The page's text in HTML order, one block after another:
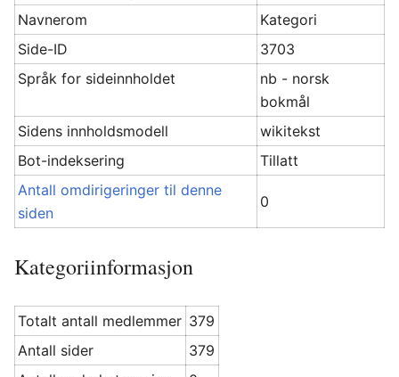
Navnerom
Kategori
Side-ID
3703
Språk for sideinnholdet
nb - norsk
bokmål
Sidens innholdsmodell
wikitekst
Bot-indeksering
Tillatt
Antall omdirigeringer til denne
siden
0
Kategoriinformasjon
Totalt antall medlemmer 379
Antall sider
379